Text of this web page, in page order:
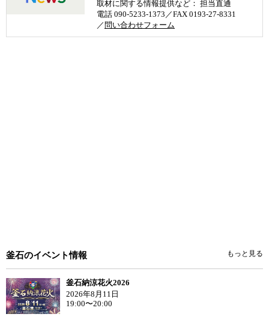
取材に関する情報提供など： 担当直通
電話 090-5233-1373／FAX 0193-27-8331
／ 問い合わせフォーム
釜石のイベント情報 もっと見る
釜石納涼花火2026
2026年8月11日
19:00〜20:00